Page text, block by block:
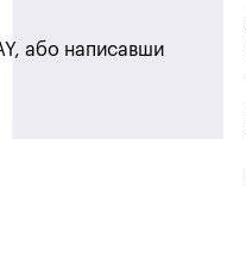
або написавши